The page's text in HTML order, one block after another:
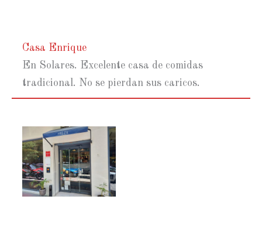
Casa Enrique
En Solares. Excelente casa de comidas
tradicional. No se pierdan sus caricos.